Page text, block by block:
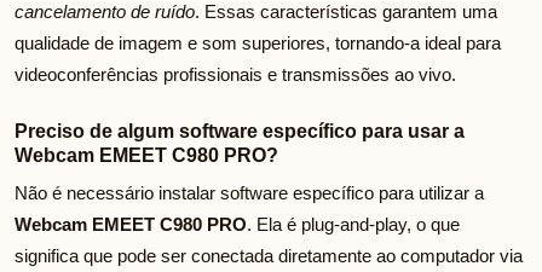
cancelamento de ruído. Essas características garantem uma
qualidade de imagem e som superiores, tornando-a ideal para
videoconferências profissionais e transmissões ao vivo.
Preciso de algum software específico para usar a
Webcam EMEET C980 PRO?
Não é necessário instalar software específico para utilizar a
Webcam EMEET C980 PRO. Ela é plug-and-play, o que
significa que pode ser conectada diretamente ao computador via